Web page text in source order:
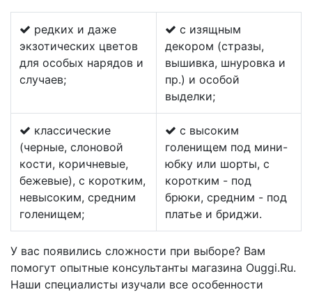
редких и даже
экзотических цветов
для особых нарядов и
случаев;
с изящным
декором (стразы,
вышивка, шнуровка и
пр.) и особой
выделки;
классические
(черные, слоновой
кости, коричневые,
бежевые), с коротким,
невысоким, средним
голенищем;
с высоким
голенищем под мини-
юбку или шорты, с
коротким - под
брюки, средним - под
платье и бриджи.
У вас появились сложности при выборе? Вам
помогут опытные консультанты магазина Ouggi.Ru.
Наши специалисты изучали все особенности